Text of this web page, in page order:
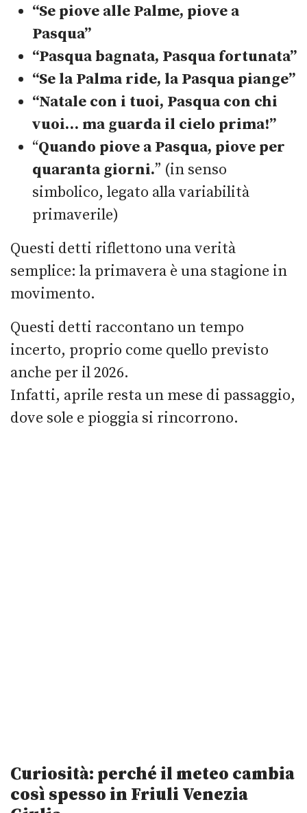
“Se piove alle Palme, piove a
Pasqua”
“Pasqua bagnata, Pasqua fortunata”
“Se la Palma ride, la Pasqua piange”
“Natale con i tuoi, Pasqua con chi
vuoi… ma guarda il cielo prima!”
“Quando piove a Pasqua, piove per
quaranta giorni.” (in senso
simbolico, legato alla variabilità
primaverile)
Questi detti riflettono una verità
semplice: la primavera è una stagione in
movimento.
Questi detti raccontano un tempo
incerto, proprio come quello previsto
anche per il 2026.
Infatti, aprile resta un mese di passaggio,
dove sole e pioggia si rincorrono.
Curiosità: perché il meteo cambia
così spesso in Friuli Venezia